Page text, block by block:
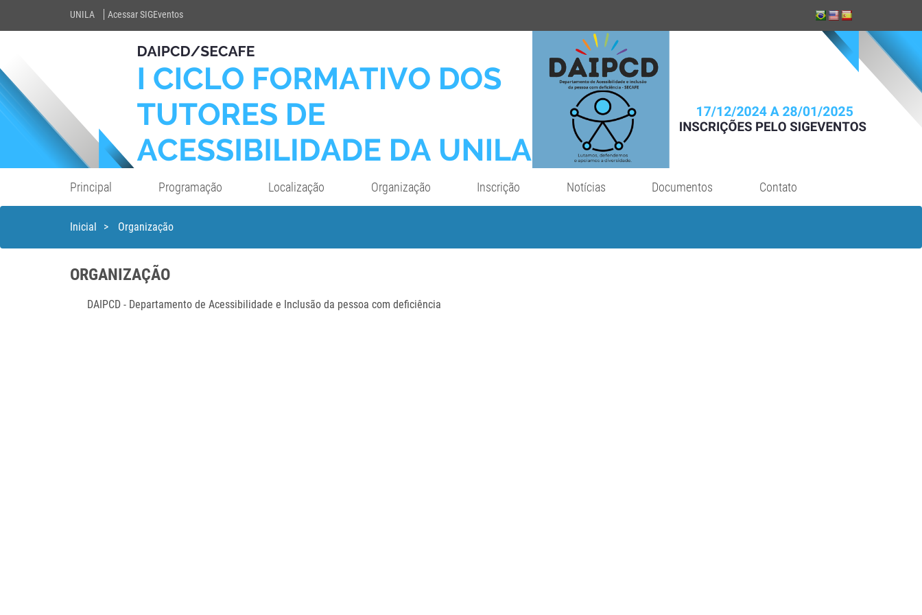
UNILA Acessar SIGEventos
Principal Programação Localização Organização Inscrição Notícias Documentos Contato
Inicial > Organização
ORGANIZAÇÃO
DAIPCD - Departamento de Acessibilidade e Inclusão da pessoa com deficiência